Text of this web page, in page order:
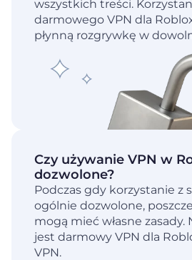
wszystkich treści.
darmowego VPN dla
płynną rozgrywkę w
Czy używanie VPN w
dozwolone?
Podczas gdy korzystanie z
ogólnie dozwolone,
mogą mieć własne zasady.
jest darmowy VPN dla
VPN.